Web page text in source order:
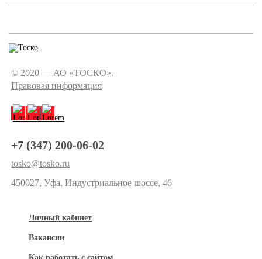
© 2020 — АО «ТОСКО».
Правовая информация
+7 (347) 200-06-02
tosko@tosko.ru
450027, Уфа, Индустриальное шоссе, 46
Личный кабинет
Вакансии